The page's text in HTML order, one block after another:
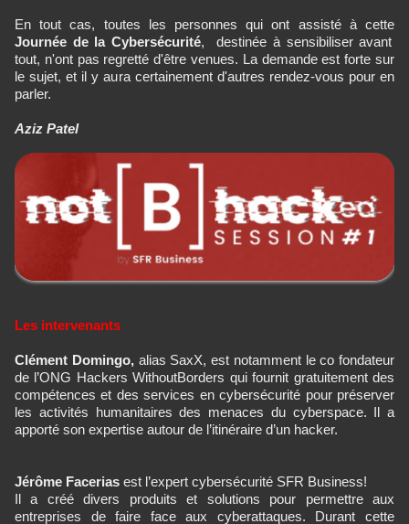
En tout cas, toutes les personnes qui ont assisté à cette
Journée de la Cybersécurité, destinée à sensibiliser avant
tout, n'ont pas regretté d'être venues. La demande est forte sur
le sujet, et il y aura certainement d'autres rendez-vous pour en
parler.
Aziz Patel
Les intervenants
Clément Domingo,alias SaxX, est notamment le co fondateur
de l’ONG Hackers WithoutBorders qui fournit gratuitement des
compétences et des services en cybersécurité pour préserver
les activités humanitaires des menaces du cyberspace. Il a
apporté son expertise autour de l’itinéraire d’un hacker.
Jérôme Facerias est l’expert cybersécurité SFR Business!
Il a créé divers produits et solutions pour permettre aux
entreprises de faire face aux cyberattaques. Durant cette